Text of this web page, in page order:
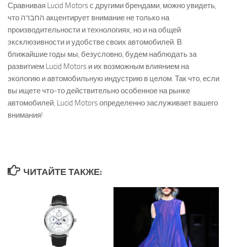
Сравнивая Lucid Motors с другими брендами, можно увидеть,
что החברה акцентирует внимание не только на
производительности и технологиях, но и на общей
эксклюзивности и удобстве своих автомобилей. В
ближайшие годы мы, безусловно, будем наблюдать за
развитием Lucid Motors и их возможным влиянием на
экологию и автомобильную индустрию в целом. Так что, если
вы ищете что-то действительно особенное на рынке
автомобилей, Lucid Motors определенно заслуживает вашего
внимания!
ЧИТАЙТЕ ТАКЖЕ: